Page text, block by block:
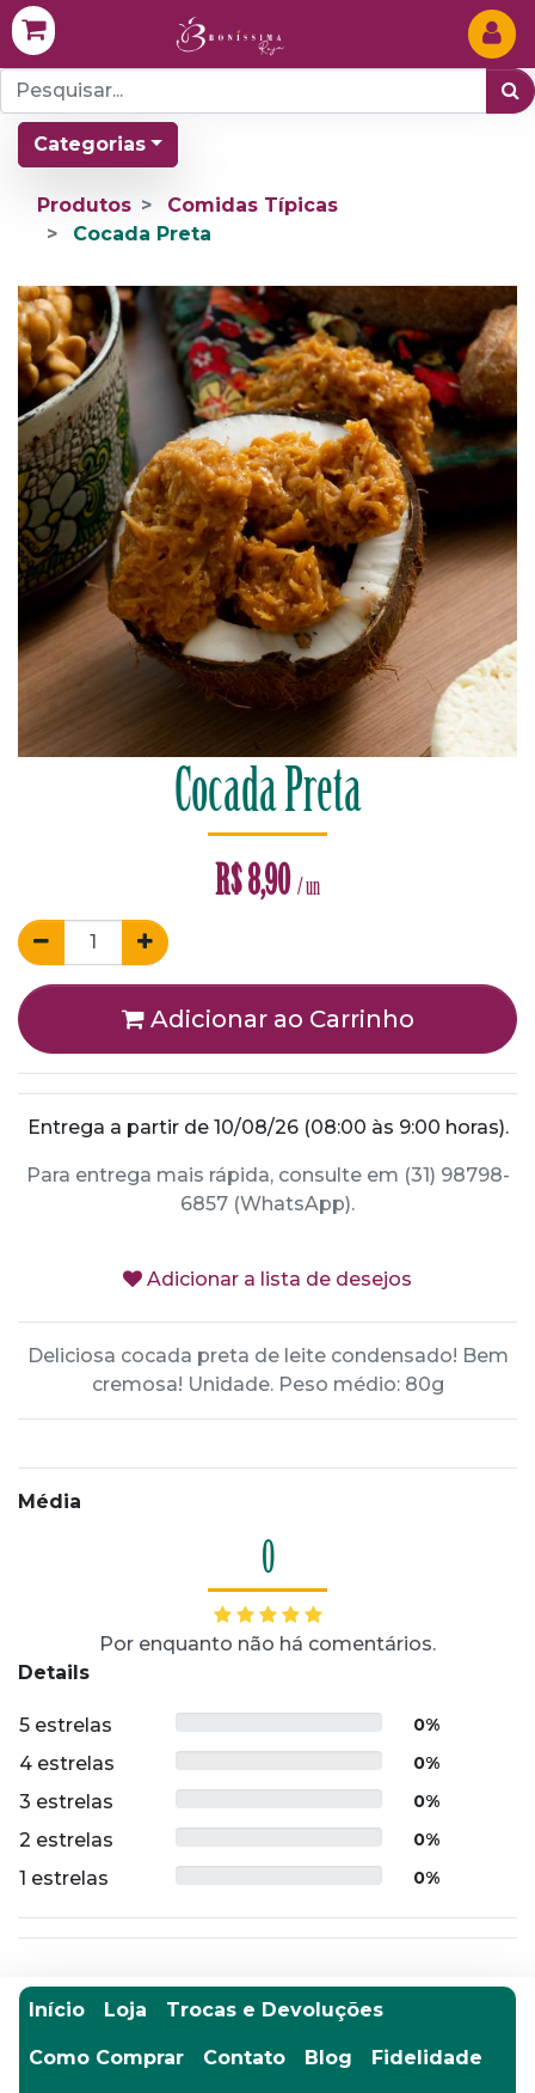
Categorias
Produtos
Comidas Típicas
Cocada Preta
Cocada Preta
R$8,90 / un
Adicionar ao Carrinho
Entrega a partir de 10/08/26 (08:00 às 9:00 horas).
Para entrega mais rápida, consulte em (31) 98798-
6857 (WhatsApp).
Adicionar a lista de desejos
Deliciosa cocada preta de leite condensado! Bem
cremosa! Unidade. Peso médio: 80g
Média
0
Por enquanto não há comentários.
Details
5 estrelas 0%
4 estrelas 0%
3 estrelas 0%
2 estrelas 0%
1 estrelas 0%
Início Loja Trocas e Devoluções
Como Comprar Contato Blog Fidelidade